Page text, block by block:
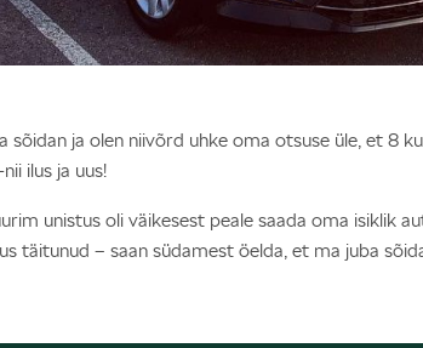
ja olen niivõrd uhke oma otsuse üle, et 8
ilus ja uus!
unistus oli väikesest peale saada oma isiklik
täitunud – saan südamest öelda, et ma juba